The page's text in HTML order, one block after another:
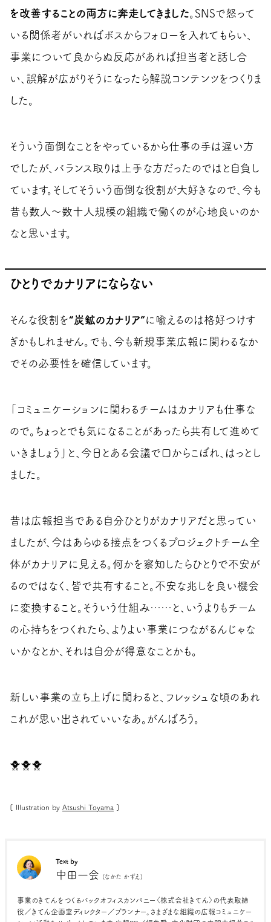
を改善することの両方に奔走してきました。SNSで怒って
いる関係者がいればボスからフォローを入れてもらい、
事業について良からぬ反応があれば担当者と話し合
い、誤解が広がりそうになったら解説コンテンツをつくりま
した。
そういう面倒なことをやっているから仕事の手は遅い方
でしたが、バランス取りは上手な方だったのではと自負し
ています。そしてそういう面倒な役割が大好きなので、今も
昔も数人〜数十人規模の組織で働くのが心地良いのか
なと思います。
ひとりでカナリアにならない
そんな役割を“炭鉱のカナリア”に喩えるのは格好つけす
ぎかもしれません。でも、今も新規事業広報に関わるなか
でその必要性を確信しています。
「コミュニケーションに関わるチームはカナリアも仕事な
ので。ちょっとでも気になることがあったら共有して進めて
いきましょう」と、今日とある会議で口からこぼれ、はっとし
ました。
昔は広報担当である自分ひとりがカナリアだと思ってい
ましたが、今はあらゆる接点をつくるプロジェクトチーム全
体がカナリアに見える。何かを察知したらひとりで不安が
るのではなく、皆で共有すること。不安な兆しを良い機会
に変換すること。そういう仕組み……と、いうよりもチーム
の心持ちをつくれたら、よりよい事業につながるんじゃな
いかなとか、それは自分が得意なことかも。
新しい事業の立ち上げに関わると、フレッシュな頃のあれ
これが思い出されていいなあ。がんばろう。
🐥🐥🐥
[ Illustration by Atsushi Toyama ]
Text by
中田一会 (なかた かずえ)
事業のきてんをつくるバックオフィスカンパニー〈株式会社きてん〉の代表取締
役／きてん企画室ディレクター／プランナー。さまざまな組織の広報コミュニケー